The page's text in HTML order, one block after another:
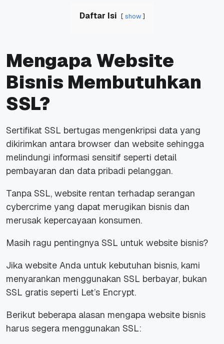
Daftar Isi show
Mengapa Website
Bisnis Membutuhkan
SSL?
Sertifikat SSL bertugas mengenkripsi data yang
dikirimkan antara browser dan website sehingga
melindungi informasi sensitif seperti detail
pembayaran dan data pribadi pelanggan.
Tanpa SSL, website rentan terhadap serangan
cybercrime yang dapat merugikan bisnis dan
merusak kepercayaan konsumen.
Masih ragu pentingnya SSL untuk website bisnis?
Jika website Anda untuk kebutuhan bisnis, kami
menyarankan menggunakan SSL berbayar, bukan
SSL gratis seperti Let’s Encrypt.
Berikut beberapa alasan mengapa website bisnis
harus segera menggunakan SSL: